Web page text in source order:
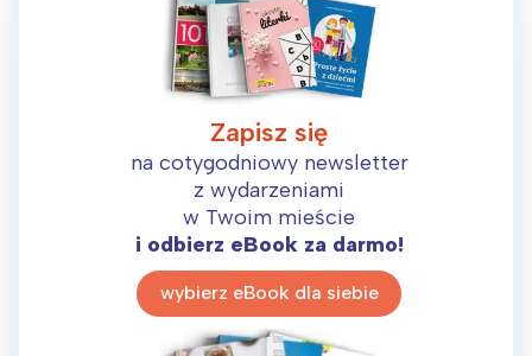
Zapisz się
na cotygodniowy newsletter
z wydarzeniami
w Twoim mieście
i odbierz eBook za darmo!
wybierz eBook dla siebie